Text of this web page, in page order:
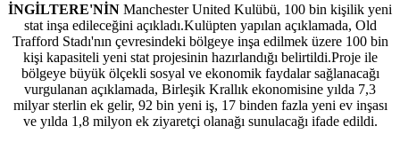
İNGİLTERE'NİN Manchester United Kulübü, 100 bin kişilik yeni
stat inşa edileceğini açıkladı.Kulüpten yapılan açıklamada, Old
Trafford Stadı'nın çevresindeki bölgeye inşa edilmek üzere 100 bin
kişi kapasiteli yeni stat projesinin hazırlandığı belirtildi.Proje ile
bölgeye büyük ölçekli sosyal ve ekonomik faydalar sağlanacağı
vurgulanan açıklamada, Birleşik Krallık ekonomisine yılda 7,3
milyar sterlin ek gelir, 92 bin yeni iş, 17 binden fazla yeni ev inşası
ve yılda 1,8 milyon ek ziyaretçi olanağı sunulacağı ifade edildi.